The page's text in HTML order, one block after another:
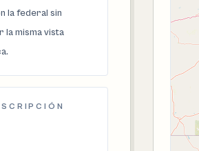
la federal sin
la misma vista